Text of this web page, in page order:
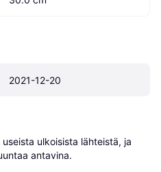
2021-12-20
ulkoisista lähteistä, ja
antavina.